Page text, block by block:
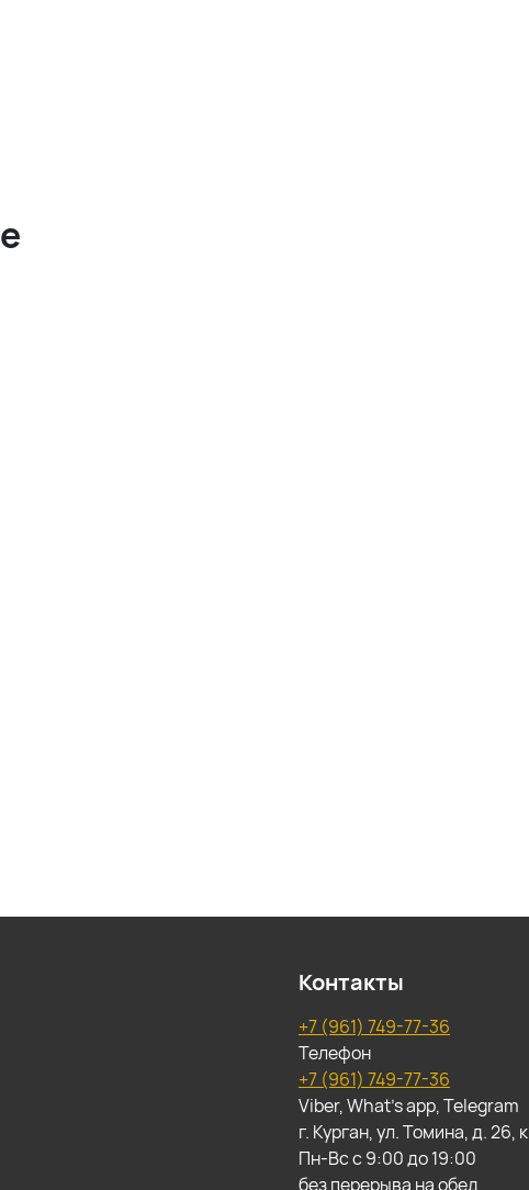
Контакты
+7 (961) 749-77-36
Телефон
+7 (961) 749-77-36
Viber, What's app, Telegram
г. Курган, ул. Томина, д.
Пн-Вс с 9:00 до 19:00
без перерыва на обед